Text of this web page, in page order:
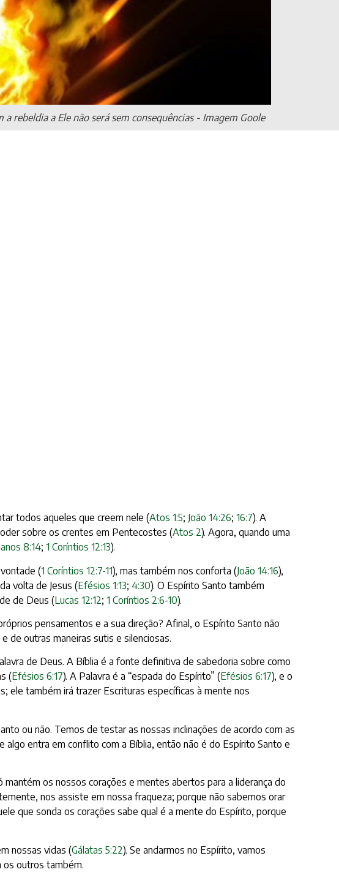
rebeldia a Ele não será sem consequências - Imagem Goole
todos aqueles que creem nele (Atos 1:5; João 14:26; 16:7). A
sobre os crentes em Pentecostes (Atos 2). Agora, quando uma
8:14; 1 Coríntios 12:13).
(1 Coríntios 12:7-11), mas também nos conforta (João 14:16),
volta de Jesus (Efésios 1:13; 4:30). O Espírito Santo também
de Deus (Lucas 12:12; 1 Coríntios 2:6-10).
pensamentos e a sua direção? Afinal, o Espírito Santo não
e de outras maneiras sutis e silenciosas.
de Deus. A Bíblia é a fonte definitiva de sabedoria sobre como
(Efésios 6:17). A Palavra é a “espada do Espírito” (Efésios 6:17), e o
ele também irá trazer Escrituras específicas à mente nos
ou não. Temos de testar as nossas inclinações de acordo com as
algo entra em conflito com a Bíblia, então não é do Espírito Santo e
mantém os nossos corações e mentes abertos para a liderança do
nos assiste em nossa fraqueza; porque não sabemos orar
que sonda os corações sabe qual é a mente do Espírito, porque
nossas vidas (Gálatas 5:22). Se andarmos no Espírito, vamos
os outros também.